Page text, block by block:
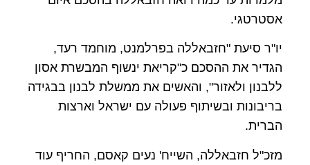
אסטרטגי.
יו"ר סיעת "חזבאללה בפרלמנט, מוחמד רעד,
הגדיר את ההסכם כ"קריאת ינשוף המבשרת אסון
ללבנון ולאזור", והאשים את ממשלת לבנון בבגידה
בריבונות ובשיתוף פעולה עם ישראל וארצות
הברית.
מזכ"ל חזבאללה, השייח' נעים קאסם, החריף עוד